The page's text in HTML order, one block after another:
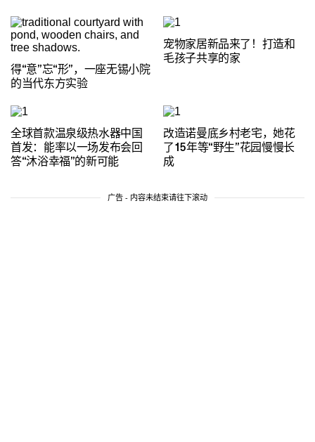
得“意”忘“形”，一座无锡小院
的当代东方实验
宠物家居新品来了！打造和
毛孩子共享的家
全球首款温泉级热水器中国
首发：能率以一场发布会回
答“沐浴幸福”的新可能
改造诺曼底乡村老宅，她花
了15年等“野生”花园慢慢长
成
广告 - 内容未结束请往下滚动